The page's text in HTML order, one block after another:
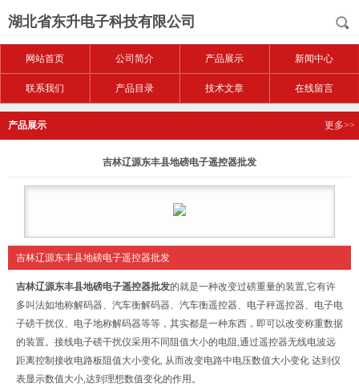
湖北省东升电子科技有限公司
网站首页 公司简介 产品展示 新闻中心
联系我们 产品目录 技术文章 在线留言
产品展示 更多>>
吉林辽源东丰县地磅电子遥控器批发
吉林辽源东丰县地磅电子遥控器批发
吉林辽源东丰县地磅电子遥控器批发的就是一种改变过磅重量的装置,它有许
多叫法如地称解码器、汽车衡解码器、汽车衡遥控器、电子秤遥控器、电子电
子磅干扰仪、电子地称解码器等等，其实都是一种东西，即可以改变称重数据
的装置。接线电子磅干扰仪采用不同阻值大小的电阻,通过遥控器无线电波远
距离控制接收电路板阻值大小变化, 从而改变电路中电压数值大小变化 达到仪
表显示数值大小,达到理想数值变化的作用。